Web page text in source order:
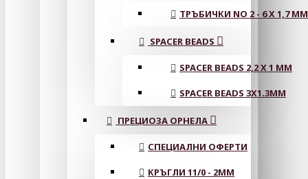
ТРЪБИЧКИ NO 2 - 6 X 1,7 MM
SPACER BEADS
SPACER BEADS 2,2 X 1 MM
SPACER BEADS 3X1.3MM
ПРЕЦИОЗА ОРНЕЛА
СПЕЦИАЛНИ ОФЕРТИ
КРЪГЛИ 11/0 - 2MM